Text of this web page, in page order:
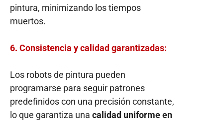
pintura, minimizando los tiempos
muertos.
6. Consistencia y calidad garantizadas:
Los robots de pintura pueden
programarse para seguir patrones
predefinidos con una precisión constante,
lo que garantiza una calidad uniforme en